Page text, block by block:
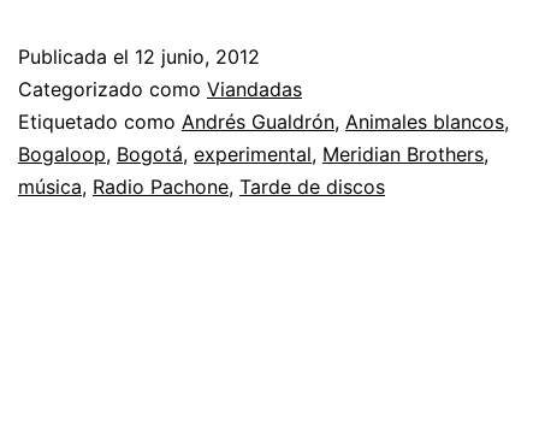
Los
animales
blancos
en
Publicada el 12 junio, 2012
Categorizado como Viandadas
Etiquetado como Andrés Gualdrón, Animales blancos,
Bogaloop, Bogotá, experimental, Meridian Brothers,
música, Radio Pachone, Tarde de discos